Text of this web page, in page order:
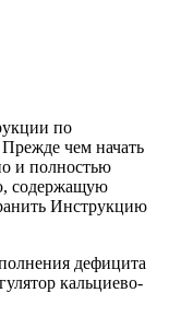
по
чем начать
и полностью
содержащую
Инструкцию
дефицита
кальциево-